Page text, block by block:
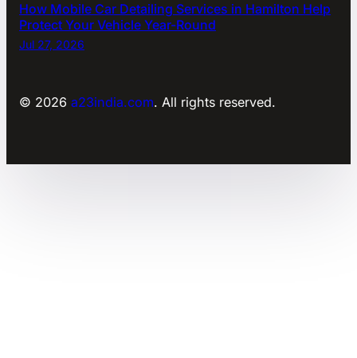
How Mobile Car Detailing Services in Hamilton Help
Protect Your Vehicle Year-Round
Jul 27, 2026
© 2026 a23india.com. All rights reserved.